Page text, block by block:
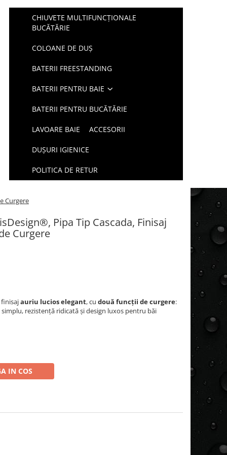
CHIUVETE MULTIFUNCȚIONALE
BUCĂTĂRIE
COLOANE DE DUȘ
BATERII FREESTANDING
BATERII PENTRU BAIE
BATERII PENTRU BUCĂTĂRIE
LAVOARE BAIE ACCESORII
DUŞURI IGIENICE
POLITICA DE RETUR
Curgere
Pipa Tip Cascada, Finisaj
Curgere
finisajauriu lucios elegant, cu două funcții de curgere:
rezistență ridicată și design luxos pentru băi
IN COS